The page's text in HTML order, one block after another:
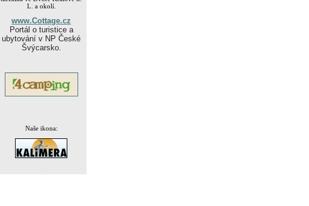
L. a okolí.
www.Cottage.cz
Portál o turistice a
ubytování v NP České
Švýcarsko.
Naše ikona: